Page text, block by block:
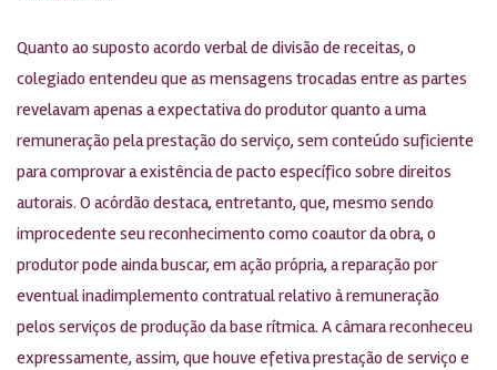
Quanto ao suposto acordo verbal de divisão de receitas, o
colegiado entendeu que as mensagens trocadas entre as partes
revelavam apenas a expectativa do produtor quanto a uma
remuneração pela prestação do serviço, sem conteúdo suficiente
para comprovar a existência de pacto específico sobre direitos
autorais. O acórdão destaca, entretanto, que, mesmo sendo
improcedente seu reconhecimento como coautor da obra, o
produtor pode ainda buscar, em ação própria, a reparação por
eventual inadimplemento contratual relativo à remuneração
pelos serviços de produção da base rítmica. A câmara reconheceu
expressamente, assim, que houve efetiva prestação de serviço e